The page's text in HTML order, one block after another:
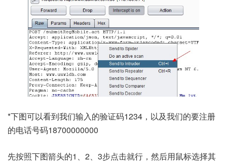
*下图可以看到我们输入的验证码1234，以及我们的要注册
的电话号码18700000000
先按照下图箭头的1、2、3步点击就行，然后用鼠标选择其